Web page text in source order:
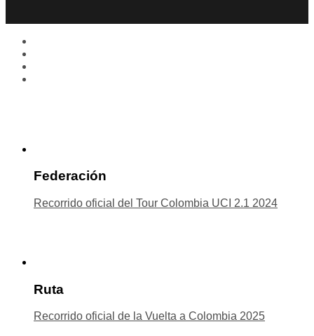
Federación
Recorrido oficial del Tour Colombia UCI 2.1 2024
Ruta
Recorrido oficial de la Vuelta a Colombia 2025